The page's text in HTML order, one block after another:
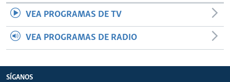
VEA PROGRAMAS DE TV
VEA PROGRAMAS DE RADIO
SÍGANOS